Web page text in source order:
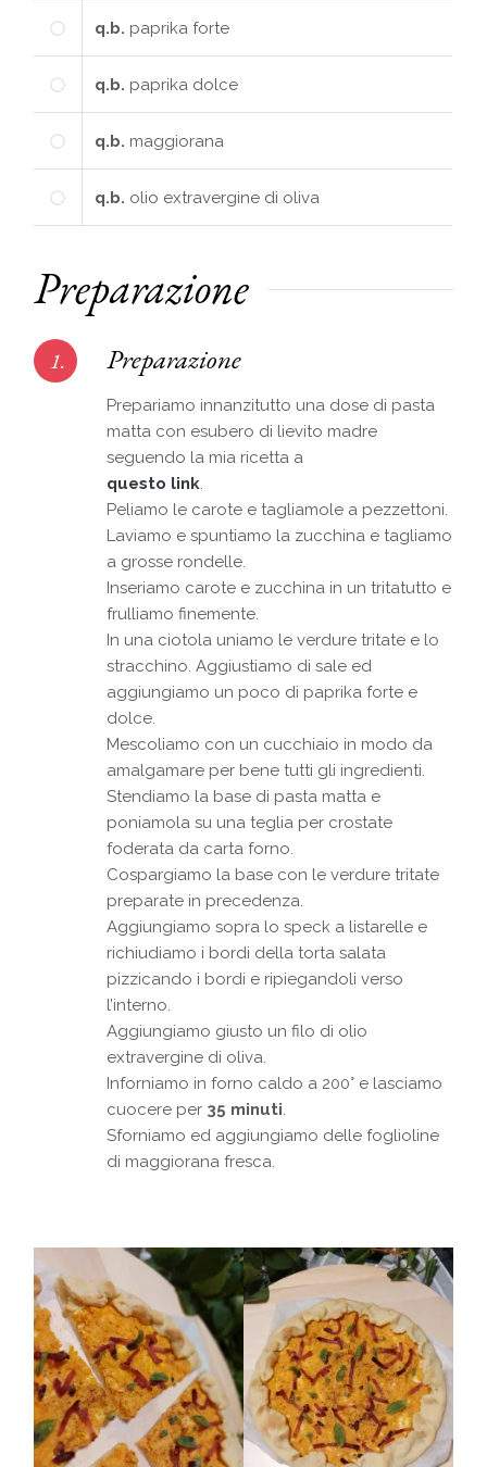
q.b. paprika forte
q.b. paprika dolce
q.b. maggiorana
q.b. olio extravergine di oliva
Preparazione
1. Preparazione
Prepariamo innanzitutto una dose di pasta
matta con esubero di lievito madre
seguendo la mia ricetta a
questo link.
Peliamo le carote e tagliamole a pezzettoni.
Laviamo e spuntiamo la zucchina e tagliamo
a grosse rondelle.
Inseriamo carote e zucchina in un tritatutto e
frulliamo finemente.
In una ciotola uniamo le verdure tritate e lo
stracchino. Aggiustiamo di sale ed
aggiungiamo un poco di paprika forte e
dolce.
Mescoliamo con un cucchiaio in modo da
amalgamare per bene tutti gli ingredienti.
Stendiamo la base di pasta matta e
poniamola su una teglia per crostate
foderata da carta forno.
Cospargiamo la base con le verdure tritate
preparate in precedenza.
Aggiungiamo sopra lo speck a listarelle e
richiudiamo i bordi della torta salata
pizzicando i bordi e ripiegandoli verso
l’interno.
Aggiungiamo giusto un filo di olio
extravergine di oliva.
Inforniamo in forno caldo a 200° e lasciamo
cuocere per 35 minuti.
Sforniamo ed aggiungiamo delle foglioline
di maggiorana fresca.